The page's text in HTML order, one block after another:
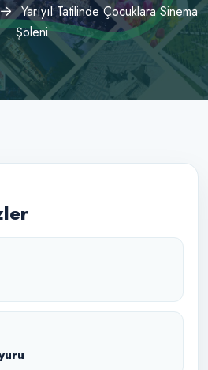
Yarıyıl Tatilinde Çocuklara Sinema
Şöleni